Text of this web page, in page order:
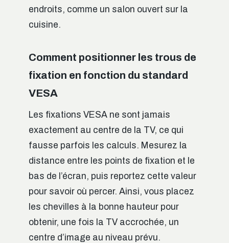
endroits, comme un salon ouvert sur la
cuisine.
Comment positionner les trous de
fixation en fonction du standard
VESA
Les fixations VESA ne sont jamais
exactement au centre de la TV, ce qui
fausse parfois les calculs. Mesurez la
distance entre les points de fixation et le
bas de l’écran, puis reportez cette valeur
pour savoir où percer. Ainsi, vous placez
les chevilles à la bonne hauteur pour
obtenir, une fois la TV accrochée, un
centre d’image au niveau prévu.